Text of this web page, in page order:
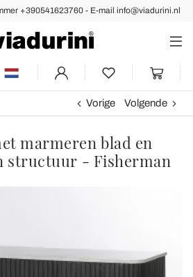
+390541623760 - E-mail info@viadurini.nl
Vorige Volgende
marmeren blad en
structuur - Fisherman